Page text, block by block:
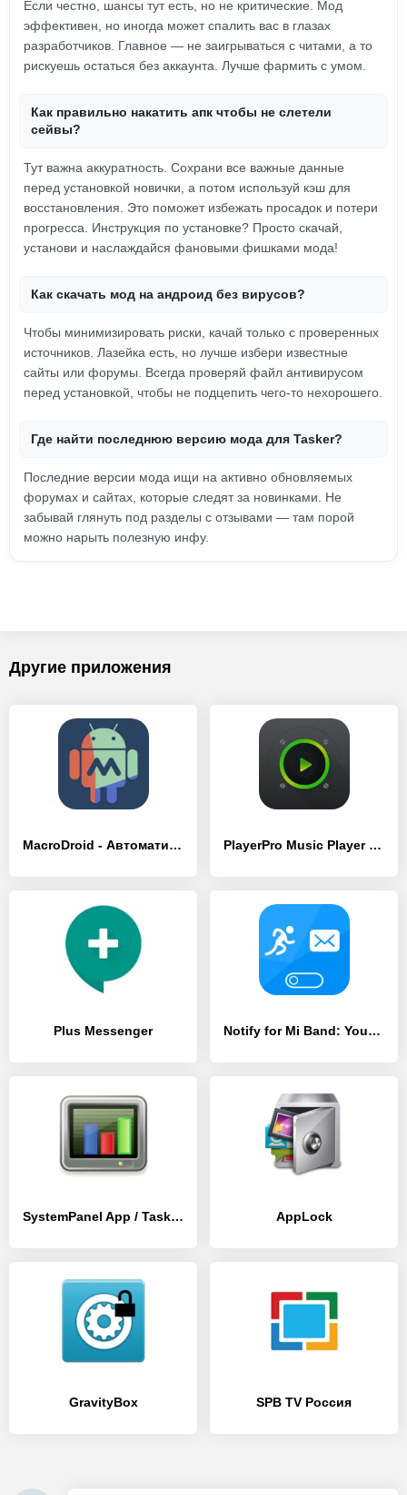
Если честно, шансы тут есть, но не критические. Мод
эффективен, но иногда может спалить вас в глазах
разработчиков. Главное — не заигрываться с читами, а то
рискуешь остаться без аккаунта. Лучше фармить с умом.
Как правильно накатить апк чтобы не слетели
сейвы?
Тут важна аккуратность. Сохрани все важные данные
перед установкой новички, а потом используй кэш для
восстановления. Это поможет избежать просадок и потери
прогресса. Инструкция по установке? Просто скачай,
установи и наслаждайся фановыми фишками мода!
Как скачать мод на андроид без вирусов?
Чтобы минимизировать риски, качай только с проверенных
источников. Лазейка есть, но лучше избери известные
сайты или форумы. Всегда проверяй файл антивирусом
перед установкой, чтобы не подцепить чего-то нехорошего.
Где найти последнюю версию мода для Tasker?
Последние версии мода ищи на активно обновляемых
форумах и сайтах, которые следят за новинками. Не
забывай глянуть под разделы с отзывами — там порой
можно нарыть полезную инфу.
Другие приложения
MacroDroid - Автоматизация PlayerPro Music Player Pro
Plus Messenger Notify for Mi Band: Your privacy first
SystemPanel App / Task Manager AppLock
GravityBox SPB TV Россия